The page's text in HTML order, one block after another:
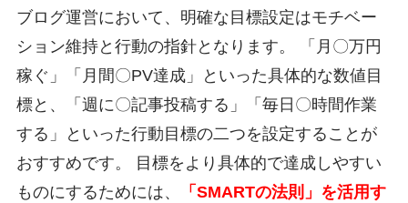
ブログ運営において、明確な目標設定はモチベー
ション維持と行動の指針となります。 「月〇万円
稼ぐ」「月間〇PV達成」といった具体的な数値目
標と、「週に〇記事投稿する」「毎日〇時間作業
する」といった行動目標の二つを設定することが
おすすめです。 目標をより具体的で達成しやすい
ものにするためには、
「SMARTの法則」を活用す